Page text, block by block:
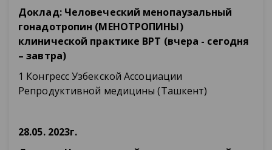
Доклад: Человеческий менопаузальный
гонадотропин (МЕНОТРОПИНЫ)
клинической практике ВРТ (вчера - сегодня
– завтра)
1 Конгресс Узбекской Ассоциации
Репродуктивной медицины (Ташкент)
28.05. 2023г.